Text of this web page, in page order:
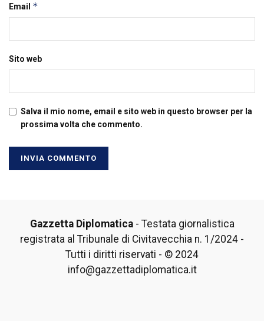
Email *
Sito web
Salva il mio nome, email e sito web in questo browser per la
prossima volta che commento.
Gazzetta Diplomatica- Testata giornalistica
registrata al Tribunale di Civitavecchia n. 1/2024 -
Tutti i diritti riservati - © 2024
info@gazzettadiplomatica.it